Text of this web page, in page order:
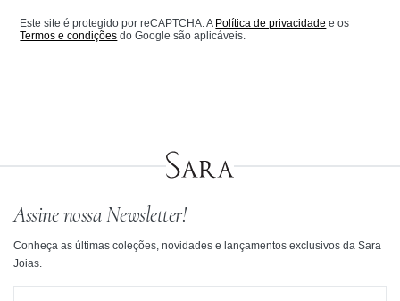
Este site é protegido por reCAPTCHA. A Política de privacidade e os
Termos e condições do Google são aplicáveis.
Assine nossa Newsletter!
Conheça as últimas coleções, novidades e lançamentos exclusivos da Sara
Joias.